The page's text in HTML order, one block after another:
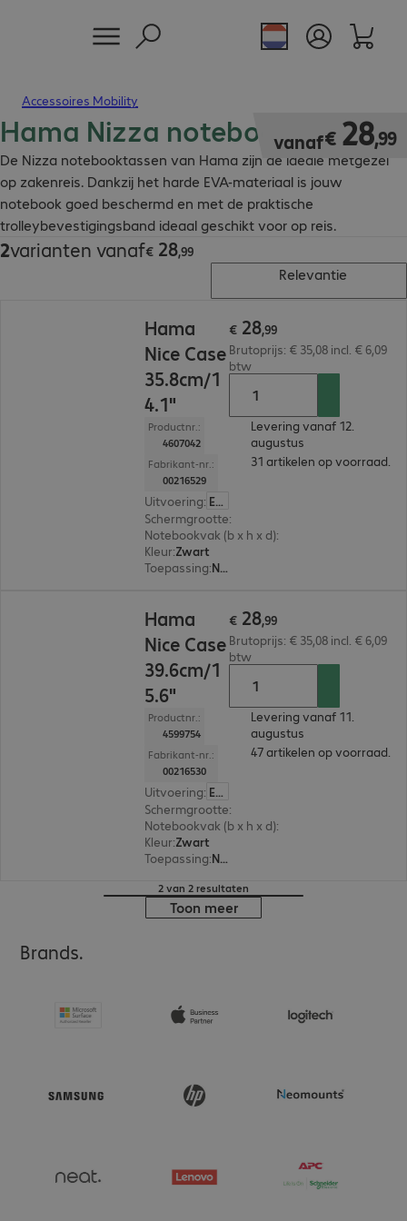
Accessoires Mobility
Hama Nizza notebooktassen
De Nizza notebooktassen van Hama zijn de ideale metgezel
op zakenreis. Dankzij het harde EVA-materiaal is jouw
notebook goed beschermd en met de praktische
trolleybevestigingsband ideaal geschikt voor op reis.
vanaf€ 28,99
€ 28,99
2varianten vanaf€ 28,99
€ 28,99
Relevantie
Hama
Nice Case
35.8cm/1
4.1"
Productnr.:
4607042
Fabrikant-nr.:
00216529
Uitvoering: Europa
Schermgrootte:
Notebookvak (b x h x d):
Kleur:Zwart
Toepassing: Notebook
€ 28,99
Brutoprijs: € 35,08 incl. € 6,09
btw
Levering vanaf 12.
augustus
31 artikelen op voorraad.
Hama
Nice Case
39.6cm/1
5.6"
Productnr.:
4599754
Fabrikant-nr.:
00216530
Uitvoering: Europa
Schermgrootte:
Notebookvak (b x h x d):
Kleur:Zwart
Toepassing: Notebook
€ 28,99
Brutoprijs: € 35,08 incl. € 6,09
btw
Levering vanaf 11.
augustus
47 artikelen op voorraad.
2 van 2 resultaten
Toon meer
Brands.